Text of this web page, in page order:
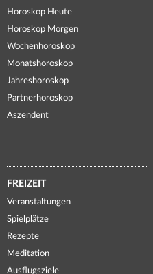
Horoskop Heute
Horoskop Morgen
Wochenhoroskop
Monatshoroskop
Jahreshoroskop
Partnerhoroskop
Aszendent
FREIZEIT
Veranstaltungen
Spielplätze
Rezepte
Meditation
Ausflugsziele